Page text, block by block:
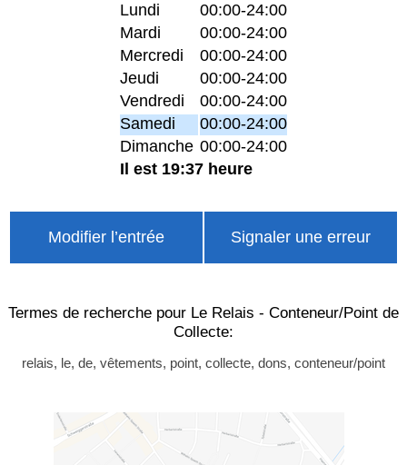
Lundi
00:00-24:00
Mardi
00:00-24:00
Mercredi
00:00-24:00
Jeudi
00:00-24:00
Vendredi
00:00-24:00
Samedi
00:00-24:00
Dimanche 00:00-24:00
Il est 19:37 heure
Modifier l’entrée Signaler une erreur
Termes de recherche pour Le Relais - Conteneur/Point de
Collecte:
relais, le, de, vêtements, point, collecte, dons, conteneur/point